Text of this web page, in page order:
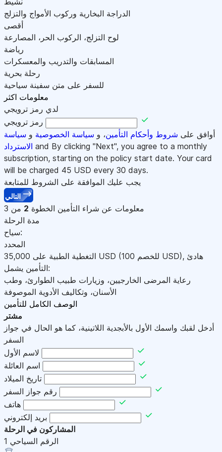
الدراجة البخارية وركوب الأمواج والتزلج
أقصى
لوح التزلج، الركوب الحر، المصارعة
رياضة
المسابقات والتدريب والمعسكرات
رحلة بحرية
للسفر على متن سفينة سياحية
معلومات اكثر
لدي رمز ترويجي
رمز ترويجي
أوافق على شروط وأحكام التأمين، و سياسة الخصوصية و سياسة
الاسترداد and By clicking "Next", you agree to a monthly
subscription, starting on the policy start date. Your card
will be charged 45 USD every 30 days.
يجب عليك الموافقة على الشروط للمتابعة
التالي
معلومات عن شراء التأمين الخطوة 2 من 3
مدة الرحلة
سياح:
المحدد
التغطية الطبية على 35,000 USD USD), هادئ
التأمين يشمل:
رعاية المرضى الخارجيين، وزيارات طبيب الطوارئ، وطب
الأسنان، وتكاليف الأدوية الموصوفة
الوصف الكامل للتأمين
مشتر
أدخل لقبك واسمك الأول بالأبجدية اللاتينية، كما هو الحال في جواز
السفر
لاسم الأول
اسم العائلة
تاريخ الميلاد
رقم جواز السفر
هاتف
بريد إلكتروني
المشاركون في الرحلة
الرقم السياحي 1